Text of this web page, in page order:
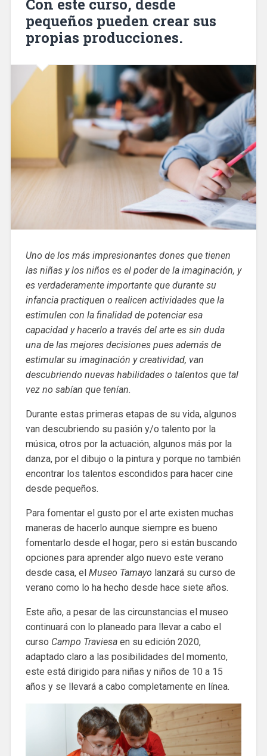
Con este curso, desde
pequeños pueden crear sus
propias producciones.
Uno de los más impresionantes dones que tienen
las niñas y los niños es el poder de la imaginación, y
es verdaderamente importante que durante su
infancia practiquen o realicen actividades que la
estimulen con la finalidad de potenciar esa
capacidad y hacerlo a través del arte es sin duda
una de las mejores decisiones pues además de
estimular su imaginación y creatividad, van
descubriendo nuevas habilidades o talentos que tal
vez no sabían que tenían.
Durante estas primeras etapas de su vida, algunos
van descubriendo su pasión y/o talento por la
música, otros por la actuación, algunos más por la
danza, por el dibujo o la pintura y porque no también
encontrar los talentos escondidos para hacer cine
desde pequeños.
Para fomentar el gusto por el arte existen muchas
maneras de hacerlo aunque siempre es bueno
fomentarlo desde el hogar, pero si están buscando
opciones para aprender algo nuevo este verano
desde casa, el Museo Tamayo lanzará su curso de
verano como lo ha hecho desde hace siete años.
Este año, a pesar de las circunstancias el museo
continuará con lo planeado para llevar a cabo el
curso Campo Traviesaen su edición 2020,
adaptado claro a las posibilidades del momento,
este está dirigido para niñas y niños de 10 a 15
años y se llevará a cabo completamente en línea.